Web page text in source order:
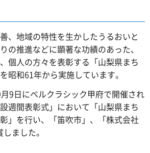
、地域の特性を生かしたうるおいと
の推進などに顕著な功績のあった、
個人の方々を表彰する「山梨県まち
昭和61年から実施しています。
9日にベルクラシック甲府で開催され
週間表彰式」において「山梨県まち
」を行い、「笛吹市」、「株式会社
ました。